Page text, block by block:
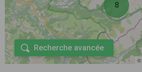
8
©
Recherche avancée